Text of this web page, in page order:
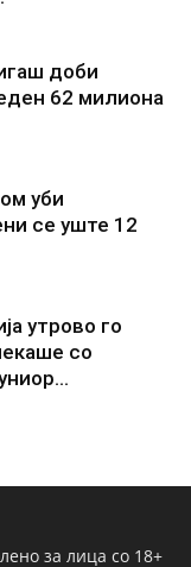
доби
62 милиона
уби
се уште 12
утрово го
со
за лица со 18+